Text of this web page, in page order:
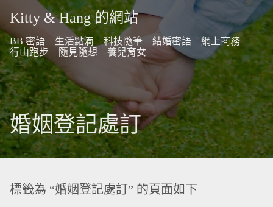
Kitty & Hang 的網站
BB 密語 生活點滴 科技隨筆 結婚密語
網上商務
行山跑步
隨見隨想 養兒育女
婚姻登記處訂
標籤為 “婚姻登記處訂” 的頁面如下